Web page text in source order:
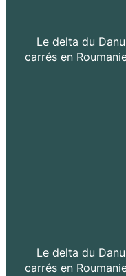
Le delta du
carrés en
Le delta du
carrés en